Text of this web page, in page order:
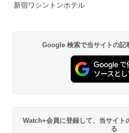
新宿ワシントンホテル
Google 検索で当サイトの記
Watch+会員に登録して、当サイト
る